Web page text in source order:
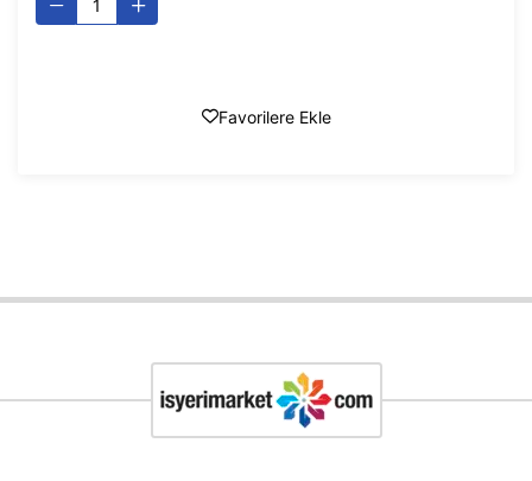
Favorilere Ekle